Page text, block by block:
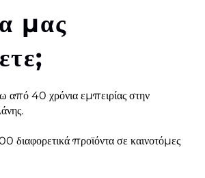
μας
από 40 χρόνια εμπειρίας στην
προϊόντα σε καινοτόμες